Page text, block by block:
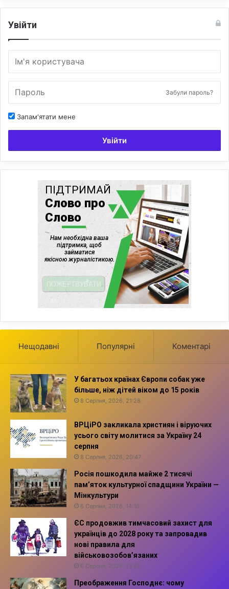
Увійти
Забули пароль?
Запам'ятати мене
Увійти
Нещодавні Популярні Коментарі
У багатьох країнах Європи собак уже
більше, ніж дітей віком до 15 років
8 Серпня, 2026, 21:28
ВРЦіРО закликала християн і віруючих
усього світу молитися за Україну 24
серпня
8 Серпня, 2026, 20:47
Росія пошкодила майже 2 тисячі
пам’яток культурної спадщини України —
Мінкультури
6 Серпня, 2026, 14:10
ЄС продовжив тимчасовий захист для
українців до 2028 року та запровадив
нові правила для
військовозобов’язаних
6 Серпня, 2026, 13:57
Преображення Господнє: чому